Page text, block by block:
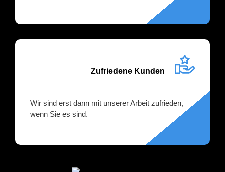
Zufriedene Kunden
Wir sind erst dann mit unserer Arbeit zufrieden,
wenn Sie es sind.